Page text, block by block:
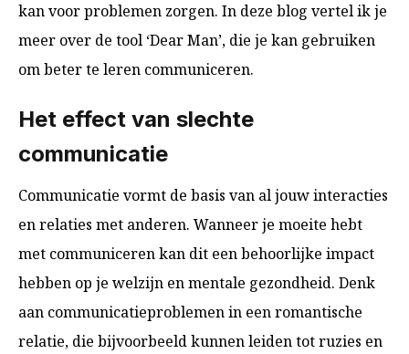
kan voor problemen zorgen. In deze blog vertel ik je
meer over de tool ‘Dear Man’, die je kan gebruiken
om beter te leren communiceren.
Het effect van slechte
communicatie
Communicatie vormt de basis van al jouw interacties
en relaties met anderen. Wanneer je moeite hebt
met communiceren kan dit een behoorlijke impact
hebben op je welzijn en mentale gezondheid. Denk
aan communicatieproblemen in een romantische
relatie, die bijvoorbeeld kunnen leiden tot ruzies en